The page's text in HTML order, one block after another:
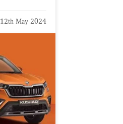
12th May 2024